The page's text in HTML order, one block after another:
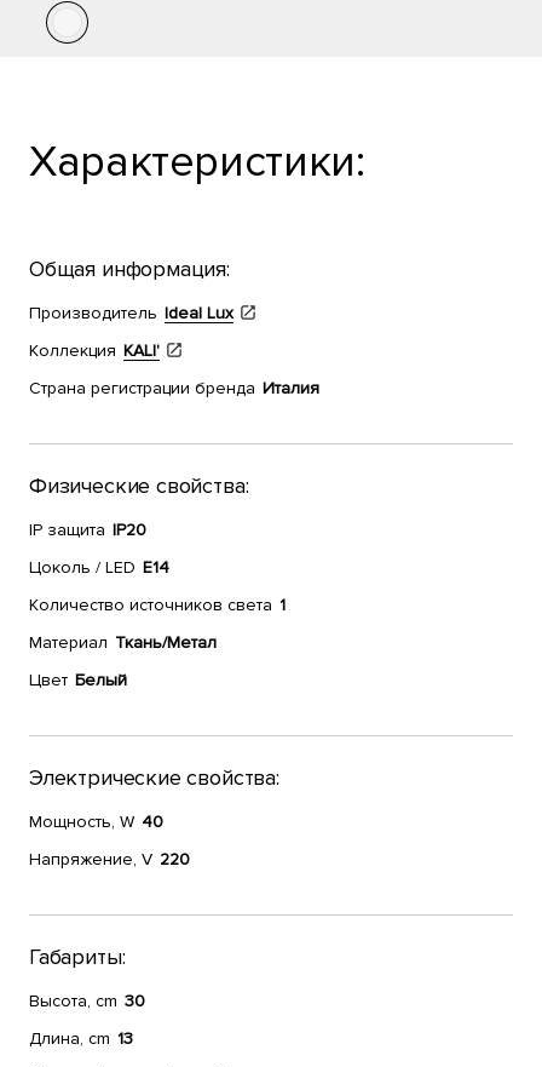
Характеристики:
Общая информация:
Производитель Ideal Lux
Коллекция KALI'
Страна регистрации бренда Италия
Физические свойства:
IP защита IP20
Цоколь / LED E14
Количество источников света 1
Материал Ткань/Метал
Цвет Белый
Электрические свойства:
Мощность, W 40
Напряжение, V 220
Габариты:
Высота, cm 30
Длина, cm 13